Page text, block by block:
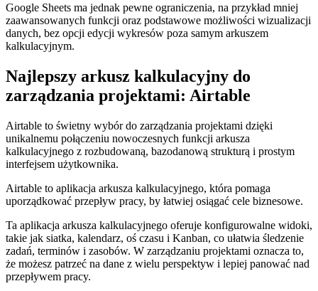
Google Sheets ma jednak pewne ograniczenia, na przykład mniej
zaawansowanych funkcji oraz podstawowe możliwości wizualizacji
danych, bez opcji edycji wykresów poza samym arkuszem
kalkulacyjnym.
Najlepszy arkusz kalkulacyjny do
zarządzania projektami: Airtable
Airtable to świetny wybór do zarządzania projektami dzięki
unikalnemu połączeniu nowoczesnych funkcji arkusza
kalkulacyjnego z rozbudowaną, bazodanową strukturą i prostym
interfejsem użytkownika.
Airtable to aplikacja arkusza kalkulacyjnego, która pomaga
uporządkować przepływ pracy, by łatwiej osiągać cele biznesowe.
Ta aplikacja arkusza kalkulacyjnego oferuje konfigurowalne widoki,
takie jak siatka, kalendarz, oś czasu i Kanban, co ułatwia śledzenie
zadań, terminów i zasobów. W zarządzaniu projektami oznacza to,
że możesz patrzeć na dane z wielu perspektyw i lepiej panować nad
przepływem pracy.